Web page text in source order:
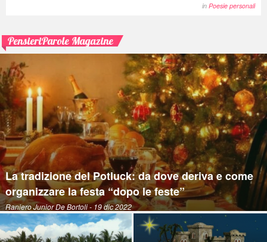
in Poesie personali
PensieriParole Magazine
La tradizione del Potluck: da dove deriva e come
organizzare la festa “dopo le feste”
Raniero Junior De Bortoli- 19 dic 2022